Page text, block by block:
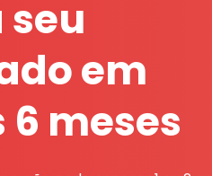
seu
em
meses